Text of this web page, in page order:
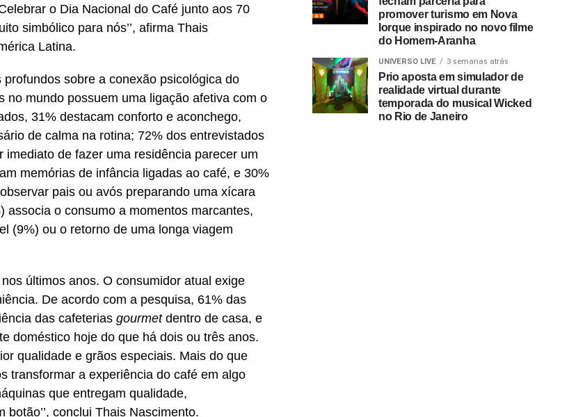
o Dia Nacional do Café junto aos 70
simbólico para nós’’, afirma Thais
Latina.
sobre a conexão psicológica do
mundo possuem uma ligação afetiva com o
31% destacam conforto e aconchego,
de calma na rotina; 72% dos entrevistados
de fazer uma residência parecer um
memórias de infância ligadas ao café, e 30%
pais ou avós preparando uma xícara
associa o consumo a momentos marcantes,
(9%) ou o retorno de uma longa viagem
últimos anos. O consumidor atual exige
De acordo com a pesquisa, 61% das
das cafeterias gourmetdentro de casa, e
doméstico hoje do que há dois ou três anos.
qualidade e grãos especiais. Mais do que
transformar a experiência do café em algo
que entregam qualidade,
conclui Thais Nascimento.
promover turismo em Nova
Iorque inspirado no novo filme
do Homem-Aranha
UNIVERSO LIVE 3 semanas atrás
Prio aposta em simulador de
realidade virtual durante
temporada do musical Wicked
no Rio de Janeiro